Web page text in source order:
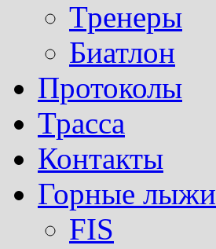
Тренеры
Биатлон
Протоколы
Трасса
Контакты
Горные лыжи
FIS